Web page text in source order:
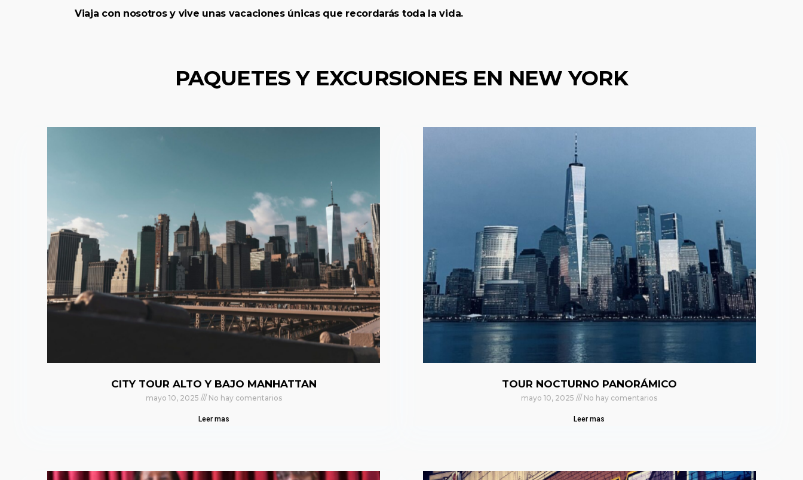
Viaja con nosotros y vive unas vacaciones únicas que recordarás toda la vida.
PAQUETES Y EXCURSIONES EN NEW YORK
CITY TOUR ALTO Y BAJO MANHATTAN
mayo 10, 2025 No hay comentarios
Leer mas
TOUR NOCTURNO PANORÁMICO
mayo 10, 2025 No hay comentarios
Leer mas